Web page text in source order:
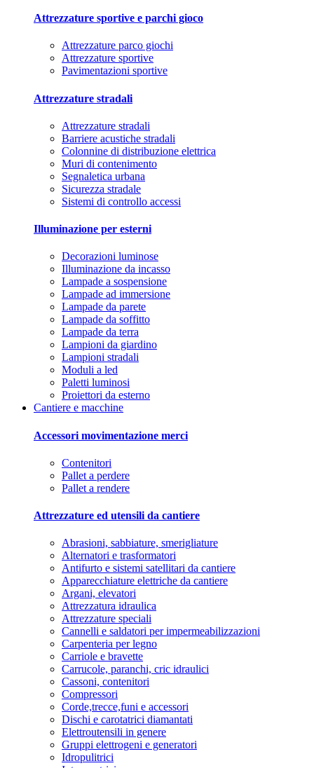
Attrezzature sportive e parchi gioco
Attrezzature parco giochi
Attrezzature sportive
Pavimentazioni sportive
Attrezzature stradali
Attrezzature stradali
Barriere acustiche stradali
Colonnine di distribuzione elettrica
Muri di contenimento
Segnaletica urbana
Sicurezza stradale
Sistemi di controllo accessi
Illuminazione per esterni
Decorazioni luminose
Illuminazione da incasso
Lampade a sospensione
Lampade ad immersione
Lampade da parete
Lampade da soffitto
Lampade da terra
Lampioni da giardino
Lampioni stradali
Moduli a led
Paletti luminosi
Proiettori da esterno
Cantiere e macchine
Accessori movimentazione merci
Contenitori
Pallet a perdere
Pallet a rendere
Attrezzature ed utensili da cantiere
Abrasioni, sabbiature, smerigliature
Alternatori e trasformatori
Antifurto e sistemi satellitari da cantiere
Apparecchiature elettriche da cantiere
Argani, elevatori
Attrezzatura idraulica
Attrezzature speciali
Cannelli e saldatori per impermeabilizzazioni
Carpenteria per legno
Carriole e bravette
Carrucole, paranchi, cric idraulici
Cassoni, contenitori
Compressori
Corde,trecce,funi e accessori
Dischi e carotatrici diamantati
Elettroutensili in genere
Gruppi elettrogeni e generatori
Idropulitrici